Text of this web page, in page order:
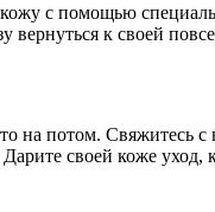
с помощью
вернуться к своей
на потом. Свяжитесь с
своей коже уход,